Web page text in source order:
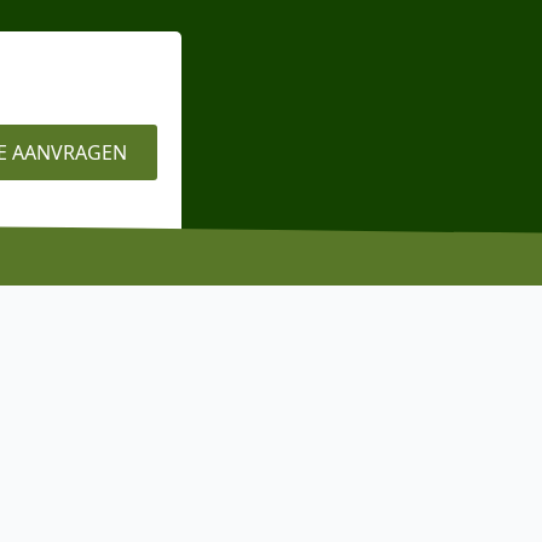
AANVRAGEN